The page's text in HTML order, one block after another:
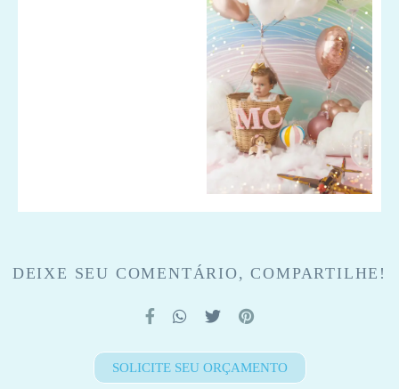
DEIXE SEU COMENTÁRIO, COMPARTILHE!
SOLICITE SEU ORÇAMENTO